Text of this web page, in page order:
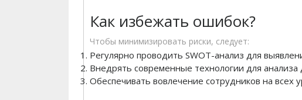
Как избежать ошибок?
Чтобы минимизировать риски, следует:
Регулярно проводить SWOT-анализ для
Внедрять современные технологии для анализа
Обеспечивать вовлечение сотрудников на всех